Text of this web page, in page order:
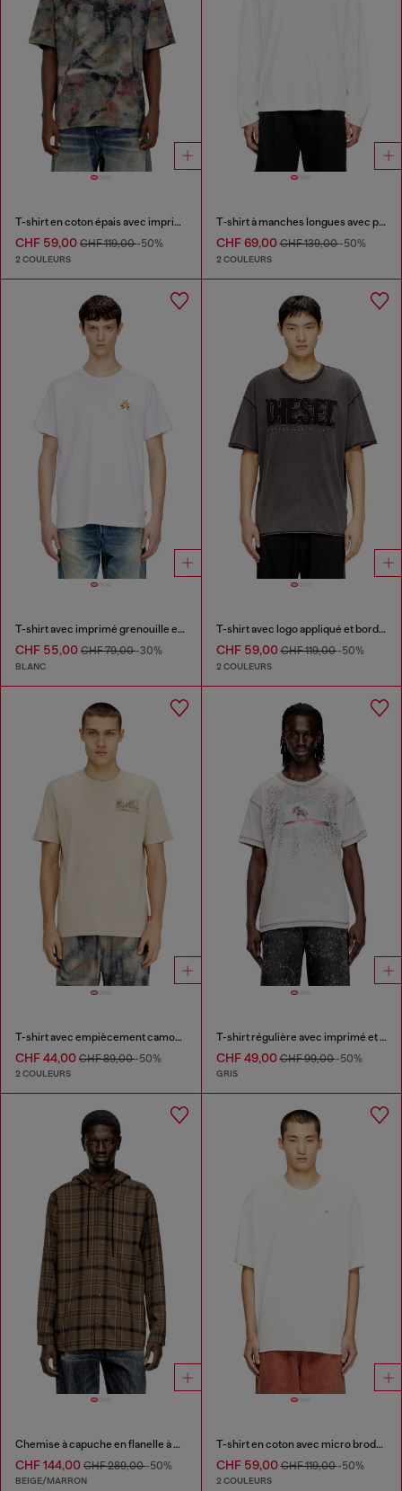
T-shirt en coton épais avec imprimé camouflage
CHF 59,00 CHF 119,00-50%
2 COULEURS
T‑shirt à manches longues avec panneaux uni
CHF 69,00CHF 139,00-50%
2 COULEURS
T-shirt avec imprimé grenouille et logo
CHF 55,00 CHF 79,00-30%
BLANC
T-shirt avec logo appliqué et bord brut
CHF 59,00CHF 119,00-50%
2 COULEURS
T-shirt avec empiècement camouflage
CHF 44,00 CHF 89,00-50%
2 COULEURS
T-shirt régulière avec imprimé et clous
CHF 49,00CHF 99,00-50%
GRIS
Chemise à capuche en flanelle à carreaux avec logo
CHF 144,00 CHF 289,00-50%
BEIGE/MARRON
T-shirt en coton avec micro broderie
CHF 59,00CHF 119,00-50%
2 COULEURS